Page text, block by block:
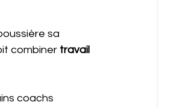
sa
combiner travail
coachs